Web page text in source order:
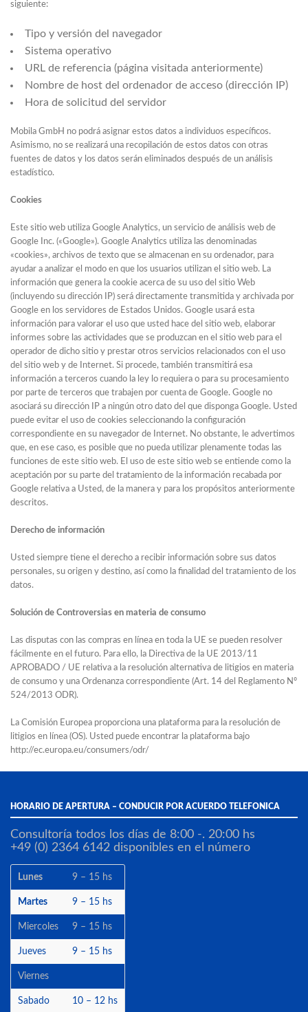
siguiente:
Tipo y versión del navegador
Sistema operativo
URL de referencia (página visitada anteriormente)
Nombre de host del ordenador de acceso (dirección IP)
Hora de solicitud del servidor
Mobila GmbH no podrá asignar estos datos a individuos específicos.
Asimismo, no se realizará una recopilación de estos datos con otras
fuentes de datos y los datos serán eliminados después de un análisis
estadístico.
Cookies
Este sitio web utiliza Google Analytics, un servicio de análisis web de
Google Inc. («Google»). Google Analytics utiliza las denominadas
«cookies», archivos de texto que se almacenan en su ordenador, para
ayudar a analizar el modo en que los usuarios utilizan el sitio web. La
información que genera la cookie acerca de su uso del sitio Web
(incluyendo su dirección IP) será directamente transmitida y archivada por
Google en los servidores de Estados Unidos. Google usará esta
información para valorar el uso que usted hace del sitio web, elaborar
informes sobre las actividades que se produzcan en el sitio web para el
operador de dicho sitio y prestar otros servicios relacionados con el uso
del sitio web y de Internet. Si procede, también transmitirá esa
información a terceros cuando la ley lo requiera o para su procesamiento
por parte de terceros que trabajen por cuenta de Google. Google no
asociará su dirección IP a ningún otro dato del que disponga Google. Usted
puede evitar el uso de cookies seleccionando la configuración
correspondiente en su navegador de Internet. No obstante, le advertimos
que, en ese caso, es posible que no pueda utilizar plenamente todas las
funciones de este sitio web. El uso de este sitio web se entiende como la
aceptación por su parte del tratamiento de la información recabada por
Google relativa a Usted, de la manera y para los propósitos anteriormente
descritos.
Derecho de información
Usted siempre tiene el derecho a recibir información sobre sus datos
personales, su origen y destino, así como la finalidad del tratamiento de los
datos.
Solución de Controversias en materia de consumo
Las disputas con las compras en línea en toda la UE se pueden resolver
fácilmente en el futuro. Para ello, la Directiva de la UE 2013/11
APROBADO / UE relativa a la resolución alternativa de litigios en materia
de consumo y una Ordenanza correspondiente (Art. 14 del
Reglamento Nº
524/2013 ODR).
La Comisión Europea proporciona una plataforma para la resolución de
litigios en línea (OS). Usted puede encontrar la plataforma bajo
http://ec.europa.eu/consumers/odr/
HORARIO DE APERTURA – CONDUCIR POR ACUERDO TELEFONICA
Consultoría todos los días de 8:00 -. 20:00 hs
+49 (0) 2364 6142 disponibles en el número
Lunes 9 – 15 hs
Martes 9 – 15 hs
Miercoles 9 – 15 hs
Jueves 9 – 15 hs
Viernes
Sabado 10 – 12 hs